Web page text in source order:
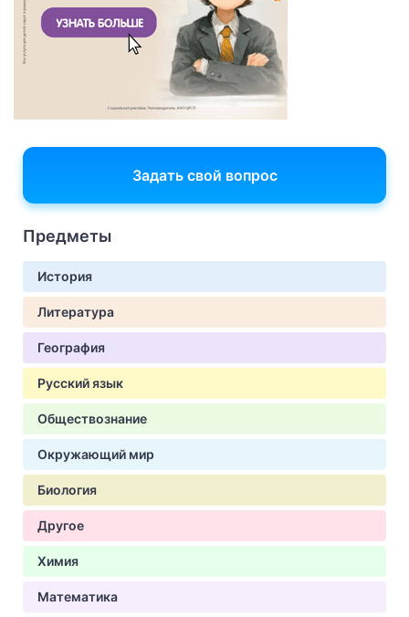
Задать свой вопрос
Предметы
История
Литература
География
Русский язык
Обществознание
Окружающий мир
Биология
Другое
Химия
Математика